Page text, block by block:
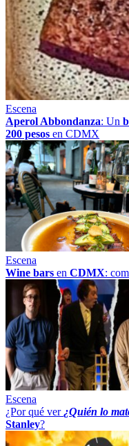
Escena
Aperol Abbondanza: Un
200 pesos en CDMX
Escena
Wine bars en CDMX:
Escena
¿Por qué ver ¿Quién lo
Stanley?